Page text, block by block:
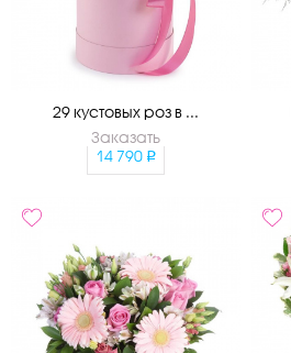
29 кустовых роз в ...
Заказать
14 790